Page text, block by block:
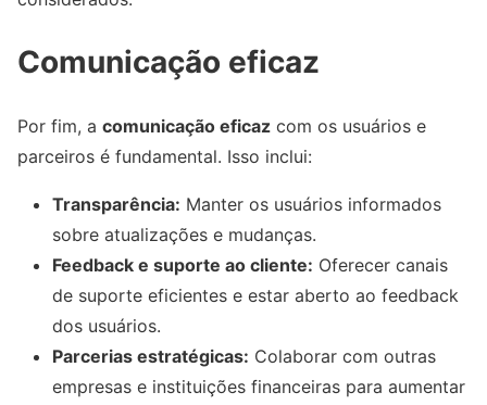
Comunicação eficaz
Por fim, a comunicação eficaz com os usuários e
parceiros é fundamental. Isso inclui:
Transparência: Manter os usuários informados
sobre atualizações e mudanças.
Feedback e suporte ao cliente: Oferecer canais
de suporte eficientes e estar aberto ao feedback
dos usuários.
Parcerias estratégicas: Colaborar com outras
empresas e instituições financeiras para aumentar